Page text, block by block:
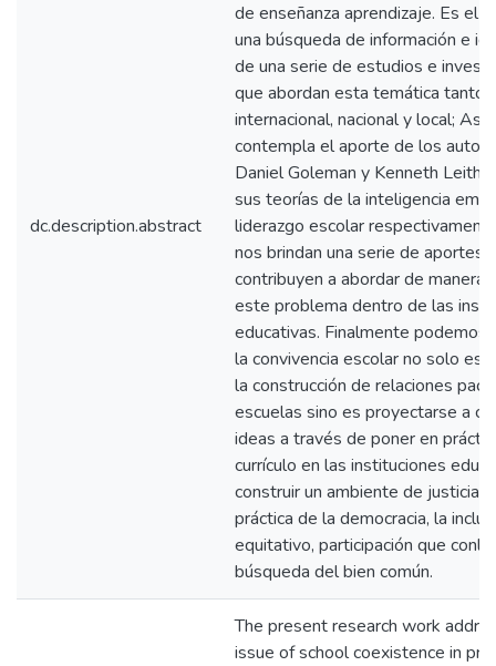
dc.description.abstract
de enseñanza aprendizaje. Es el
una búsqueda de información e
de una serie de estudios e
que abordan esta temática tanto
internacional, nacional y local; Así
contempla el aporte de los
Daniel Goleman y Kenneth
sus teorías de la inteligencia
liderazgo escolar
nos brindan una serie de aportes
contribuyen a abordar de manera
este problema dentro de las
educativas. Finalmente podemos
la convivencia escolar no solo es
la construcción de relaciones
escuelas sino es proyectarse a
ideas a través de poner en
currículo en las instituciones
construir un ambiente de justicia
práctica de la democracia, la
equitativo, participación que
búsqueda del bien común.
The present research work
issue of school coexistence in